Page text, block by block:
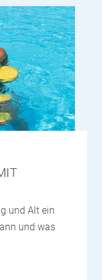
und Alt ein
und was